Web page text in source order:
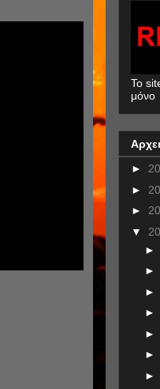
To
μόνο
►
►
►
▼
►
►
►
►
►
►
►